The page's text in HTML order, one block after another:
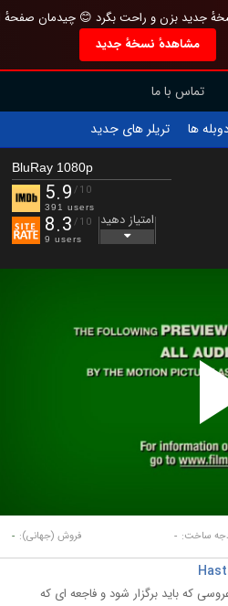
جدید بزن و راحت بگرد 😊 چیدمان
مشاهدهٔ نسخهٔ جدید
تماس با ما
ها تریلر های جدید
BluRay 1080p
5.9 /10
391 users
8.3 /10
9 users
امتیاز دهید
ساخت: - فروش (جهانی): -
که باید برگزار شود و فاجعه ‌ای که